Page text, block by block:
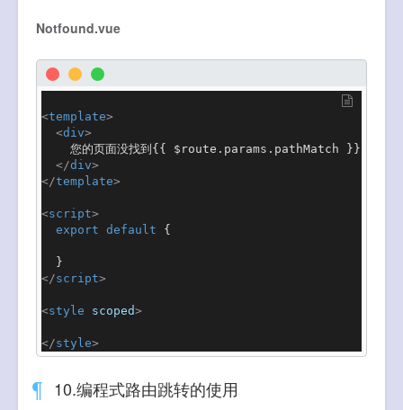
Notfound.vue
<template>
<div>
    您的页面没找到{{ $route.params.pathMatch }}
</div>
</template>
<script>
export default {
</script>
<style scoped>
</style>
10.编程式路由跳转的使用